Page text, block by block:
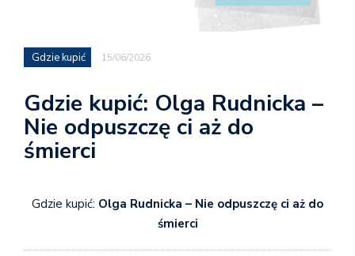
Gdzie kupić 15/06/2026
Gdzie kupić: Olga Rudnicka –
Nie odpuszczę ci aż do
śmierci
Gdzie kupić: Olga Rudnicka – Nie odpuszczę ci aż do
śmierci